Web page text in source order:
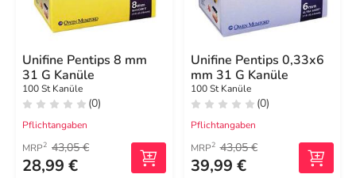
Unifine Pentips 8 mm
31 G Kanüle
100 St Kanüle
(0)
Pflichtangaben
MRP2 43,05 €
28,99 €
Unifine Pentips 0,33x6
mm 31 G Kanüle
100 St Kanüle
(0)
Pflichtangaben
MRP2 43,05 €
39,99 €